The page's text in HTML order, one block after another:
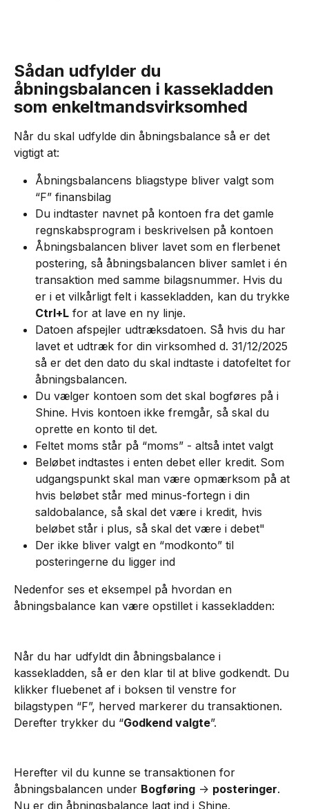
Sådan udfylder du
åbningsbalancen i kassekladden
som enkeltmandsvirksomhed
Når du skal udfylde din åbningsbalance så er det
vigtigt at:
Åbningsbalancens bliagstype bliver valgt som
“F” finansbilag
Du indtaster navnet på kontoen fra det gamle
regnskabsprogram i beskrivelsen på kontoen
Åbningsbalancen bliver lavet som en flerbenet
postering, så åbningsbalancen bliver samlet i én
transaktion med samme bilagsnummer. Hvis du
er i et vilkårligt felt i kassekladden, kan du trykke
Ctrl+L for at lave en ny linje.
Datoen afspejler udtræksdatoen. Så hvis du har
lavet et udtræk for din virksomhed d. 31/12/2025
så er det den dato du skal indtaste i datofeltet for
åbningsbalancen.
Du vælger kontoen som det skal bogføres på i
Shine. Hvis kontoen ikke fremgår, så skal du
oprette en konto til det.
Feltet moms står på “moms” - altså intet valgt
Beløbet indtastes i enten debet eller kredit. Som
udgangspunkt skal man være opmærksom på at
hvis beløbet står med minus-fortegn i din
saldobalance, så skal det være i kredit, hvis
beløbet står i plus, så skal det være i debet"
Der ikke bliver valgt en “modkonto” til
posteringerne du ligger ind
Nedenfor ses et eksempel på hvordan en
åbningsbalance kan være opstillet i kassekladden:
Når du har udfyldt din åbningsbalance i
kassekladden, så er den klar til at blive godkendt. Du
klikker fluebenet af i boksen til venstre for
bilagstypen “F”, herved markerer du transaktionen.
Derefter trykker du “Godkend valgte”.
Herefter vil du kunne se transaktionen for
åbningsbalancen under Bogføring -> posteringer.
Nu er din åbningsbalance lagt ind i Shine.